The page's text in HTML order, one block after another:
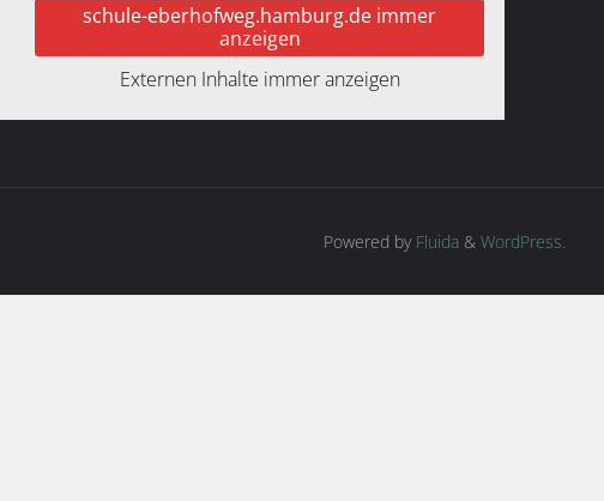
schule-eberhofweg.hamburg.de immer
anzeigen
Externen Inhalte immer anzeigen
Powered byFluida & WordPress.